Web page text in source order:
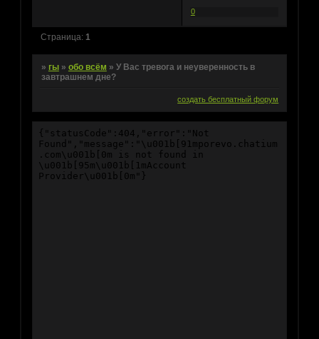
0
Страница: 1
» гы » обо всём » У Вас тревога и неуверенность в
завтрашнем дне?
создать бесплатный форум